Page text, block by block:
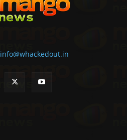
info@whackedout.in